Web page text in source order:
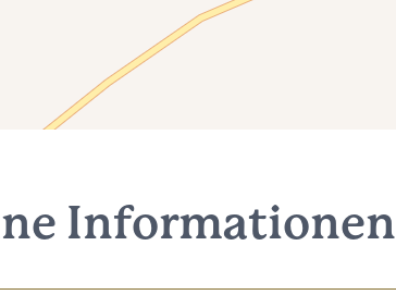
Informationen